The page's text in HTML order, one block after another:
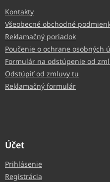
Kontakty
Všeobecné obchodné
Reklamačný poriadok
Poučenie o ochrane osobných
Formulár na odstúpenie od
Odstúpiť od zmluvy tu
Reklamačný formulár
Účet
Prihlásenie
Registrácia